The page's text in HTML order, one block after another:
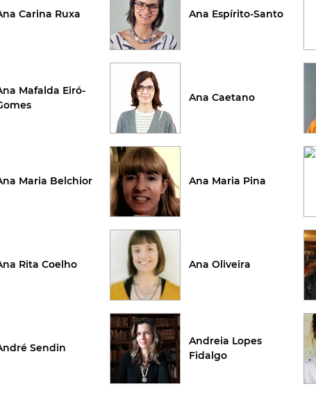
Carina Ruxa Ana Espírito-Santo
Mafalda Eiró-
Ana Caetano
Maria Belchior Ana Maria Pina
Rita Coelho Ana Oliveira
Sendin
Andreia Lopes
Fidalgo